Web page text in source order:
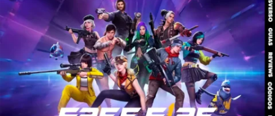
l
d
e
2
0
2
6